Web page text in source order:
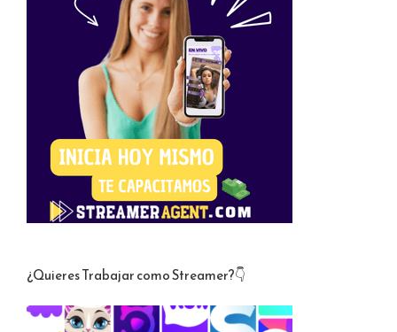
¿Quieres Trabajar como Streamer?👇